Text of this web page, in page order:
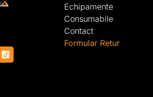
Echipamente
Consumabile
Contact
Formular Retur